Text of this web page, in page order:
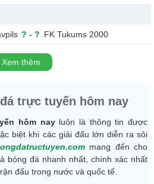
? -? FK Tukums 2000
Xem thêm
trực tuyến hôm nay
hôm nayluôn là thông tin được
biệt khi các giải đấu lớn diễn ra sôi
mang đến cho
bóng đá nhanh nhất, chính xác nhất
đấu trong nước và quốc tế.